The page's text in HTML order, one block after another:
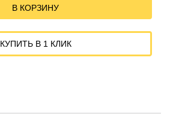
В КОРЗИНУ
КУПИТЬ В 1 КЛИК